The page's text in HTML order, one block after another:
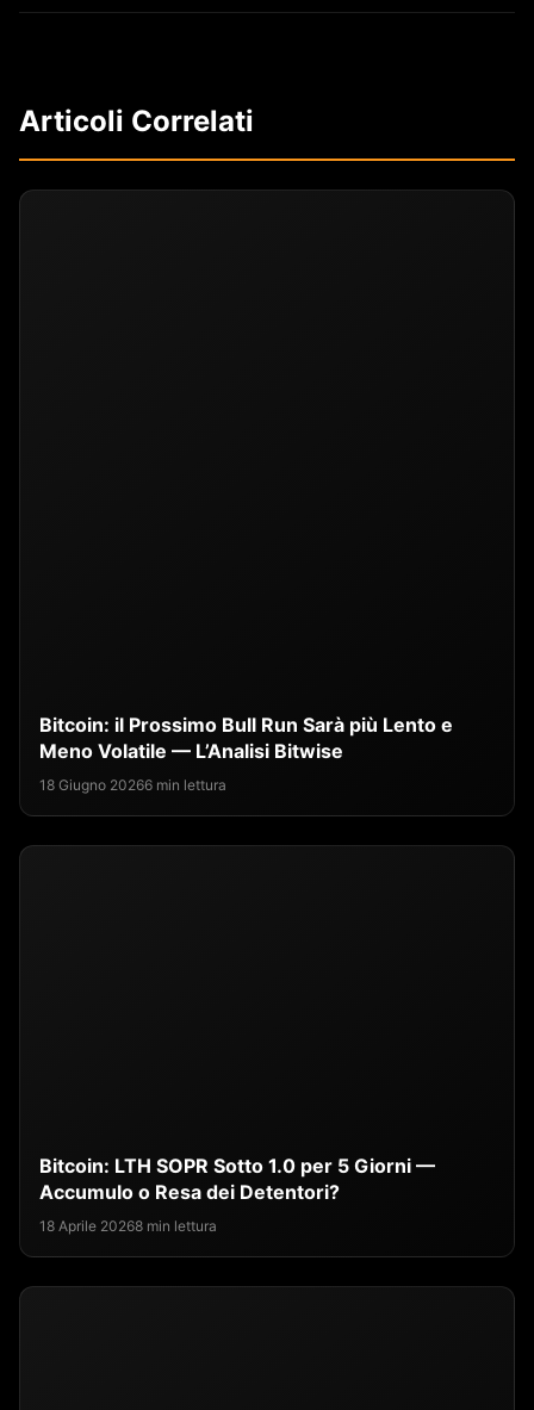
Articoli Correlati
Bitcoin: il Prossimo Bull Run Sarà più Lento e
Meno Volatile — L’Analisi Bitwise
18 Giugno 20266 min lettura
Bitcoin: LTH SOPR Sotto 1.0 per 5 Giorni —
Accumulo o Resa dei Detentori?
18 Aprile 20268 min lettura